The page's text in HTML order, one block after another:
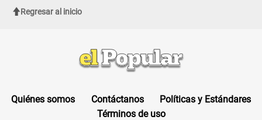
Regresar al inicio
Quiénes somos Contáctanos
Políticas y Estándares
Términos de uso